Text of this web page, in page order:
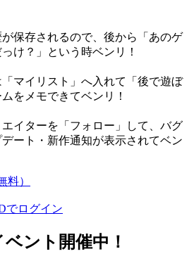
保存されるので、後から「あのゲ
け？」という時ベンリ！
マイリスト」へ入れて「後で遊ぼ
をメモできてベンリ！
イターを「フォロー」して、バグ
ート・新作通知が表示されてベン
料）
でログイン
ント開催中！